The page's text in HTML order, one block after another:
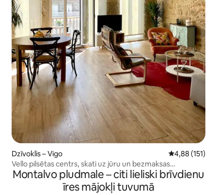
Dzīvoklis – Vigo Vidējais
4,88 (151)
Vello pilsētas centrs, skati uz jūru un bezmaksas
autostāvvieta
Montalvo pludmale – citi lieliski brīvdienu
īres mājokļi tuvumā